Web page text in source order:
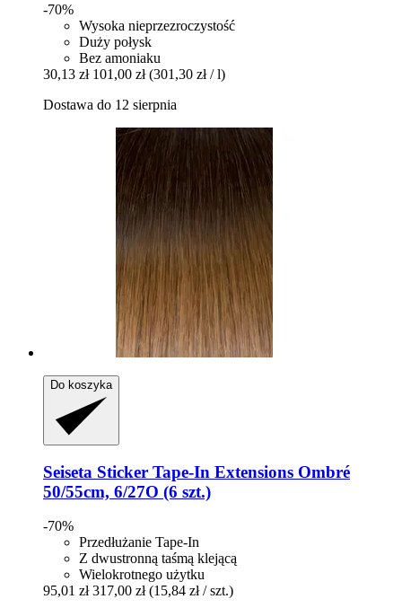
-70%
Wysoka nieprzezroczystość
Duży połysk
Bez amoniaku
30,13 zł 101,00 zł (301,30 zł / l)
Dostawa do 12 sierpnia
Do koszyka
Seiseta Sticker Tape-​In Extensions Ombré
50/55cm, 6/27O (6 szt.)
-70%
Przedłużanie Tape-In
Z dwustronną taśmą klejącą
Wielokrotnego użytku
95,01 zł 317,00 zł (15,84 zł / szt.)